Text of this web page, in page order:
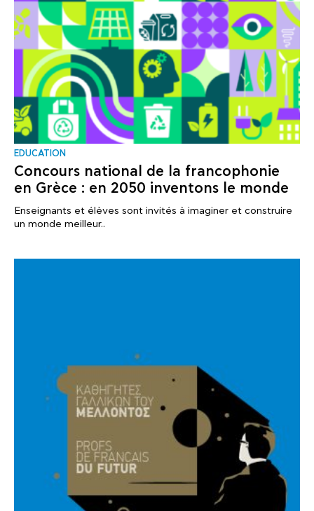
EDUCATION
Concours national de la francophonie
en Grèce : en 2050 inventons le monde
Enseignants et élèves sont invités à imaginer et construire
un monde meilleur..